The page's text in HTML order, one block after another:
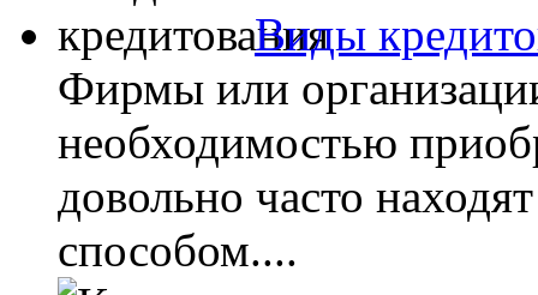
Виды
Фирмы или
необходимостью
довольно часто
способом....